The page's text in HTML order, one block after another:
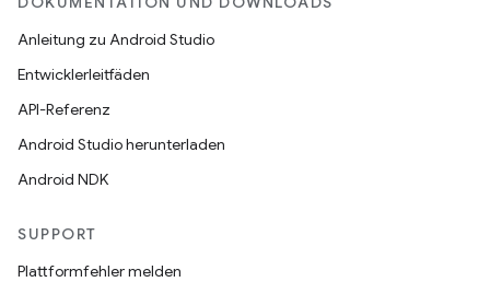
Anleitung zu Android Studio
Entwicklerleitfäden
API-Referenz
Android Studio herunterladen
Android NDK
SUPPORT
Plattformfehler melden